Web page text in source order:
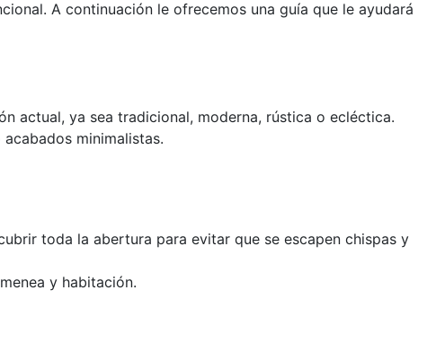
A continuación le ofrecemos una guía que le ayudará
actual, ya sea tradicional, moderna, rústica o ecléctica.
minimalistas.
toda la abertura para evitar que se escapen chispas y
y habitación.